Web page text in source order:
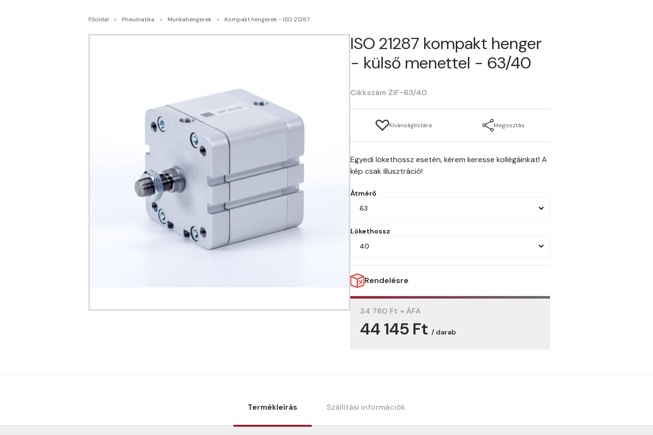
Főoldal Pneumatika Munkahengerek Kompakt hengerek - ISO 21287
ISO 21287 kompakt henger
- külső menettel - 63/40
Cikkszám ZIF-63/40
Kívánságlistára Megosztás
Egyedi lökethossz esetén, kérem keresse kollégáinkat! A
kép csak illusztráció!
Átmérő
63
Lökethossz
40
Rendelésre
34 760 Ft + ÁFA
44 145 Ft / darab
Termékleírás Szállítási információk